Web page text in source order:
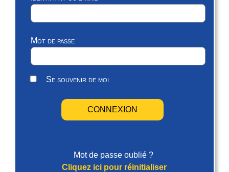
Mot de passe
Se souvenir de moi
Mot de passe oublié ?
Cliquez ici pour réinitialiser